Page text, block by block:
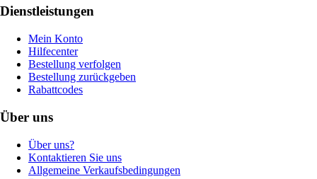
Dienstleistungen
Mein Konto
Hilfecenter
Bestellung verfolgen
Bestellung zurückgeben
Rabattcodes
Über uns
Über uns?
Kontaktieren Sie uns
Allgemeine Verkaufsbedingungen